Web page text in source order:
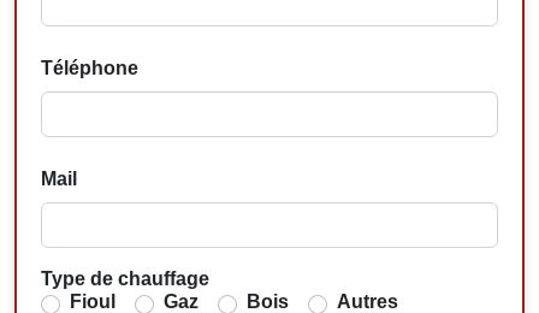
Téléphone
Mail
Type de chauffage
Fioul
Gaz Bois Autres